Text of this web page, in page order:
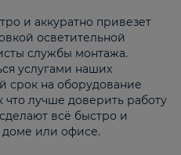
и аккуратно привезет
осветительной
службы монтажа.
услугами наших
срок на оборудование
что лучше доверить работу
всё быстро и
доме или офисе.